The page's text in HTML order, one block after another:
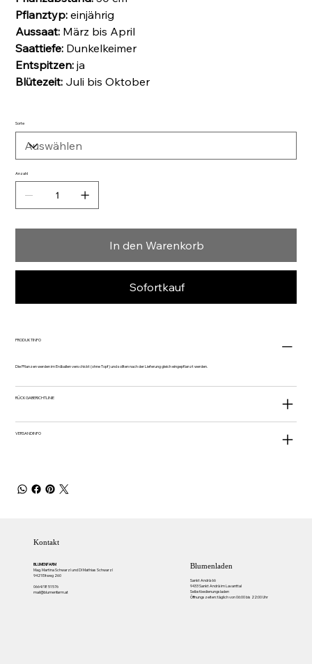
Pflanztyp:einjährig
Aussaat: März bis April
Saattiefe: Dunkelkeimer
Entspitzen:ja
Blütezeit: Juli bis Oktober
Sorte
Anzahl
In den Warenkorb
Sofortkauf
PRODUKTINFO
Die Pflanzen werden im Erdballen verschickt (ohne Topf) und sollten nach der Lieferung gleich eingepflanzt werden.
RÜCKGABERICHTLINIE
VERSANDINFO
Kontakt
BLUMENFARM
Mag. Martina Schwarzl und DI Mathias Schwarzl
9421 Eitweg 260
0664/18 51 576
mail@blumenfarm.at
Blumenladen
Sankt Andrä 66
9433 Sankt Andrä im Lavanttal
Selbstbedienungsladen
Öffnungszeiten: täglich von 06:00 bis 22:00 Uhr